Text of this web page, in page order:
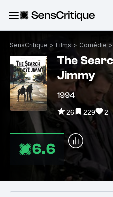
SensCritique > Films > Comédie >
The
Jimmy
1994
26 229 2
6.6